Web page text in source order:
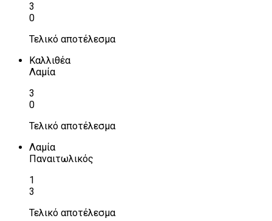
3
0
Τελικό αποτέλεσμα
Καλλιθέα
Λαμία
3
0
Τελικό αποτέλεσμα
Λαμία
Παναιτωλικός
1
3
Τελικό αποτέλεσμα